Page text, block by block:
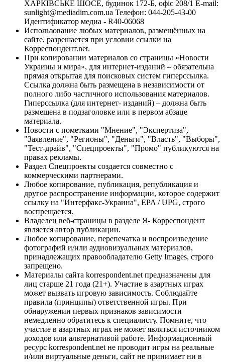
ХАРКІВСЬКЕ ШОСЕ, будинок 172-Б, офіс 208/1 E-mail:
sunlight@mediadim.com.ua Телефон: 044-205-43-00
Идентификатор медиа - R40-06068
Использование любых материалов, размещённых на
сайте, разрешается при условии ссылки на
Корреспондент.net.
При копировании материалов со страницы «Новости
Украины и мира», для интернет-изданий – обязательна
прямая открытая для поисковых систем гиперссылка.
Ссылка должна быть размещена в независимости от
полного либо частичного использования материалов.
Гиперссылка (для интернет- изданий) – должна быть
размещена в подзаголовке или в первом абзаце
материала.
Новости с пометками "Мнение", "Экспертиза",
"Заявление", "Регионы", "Деньги", "Власть", "Выборы",
"Тест-драйв", "Спецпроекты", "Промо" публикуются на
правах рекламы.
Раздел Спецпроекты создается совместно с
коммерческими партнерами.
Любое копирование, публикация, републикация и
другое распространение информации, которое содержит
ссылку на "Интерфакс-Украина", EPA / UPG, строго
воспрещается.
Владелец веб-страницы в разделе Я- Корреспондент
является автор публикации.
Любое копирование, перепечатка и воспроизведение
фотографий и/или аудиовизуальных материалов,
принадлежащих правообладателю Getty Images, строго
запрещено.
Материалы сайта korrespondent.net предназначены для
лиц старше 21 года (21+). Участие в азартных играх
может вызвать игровую зависимость. Соблюдайте
правила (принципы) ответственной игры. При
обнаружении первых признаков зависимости
немедленно обратитесь к специалисту. Помните, что
участие в азартных играх не может являться источником
доходов или альтернативой работе. Информационный
ресурс korrespondent.net не проводит игры на реальные
и/или виртуальные деньги, сайт не принимает ни в